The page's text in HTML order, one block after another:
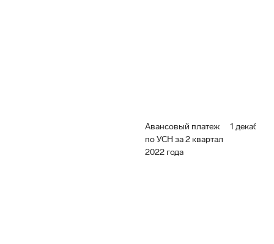
Авансовый платеж
по УСН за 2 квартал
2022 года
1 декабря